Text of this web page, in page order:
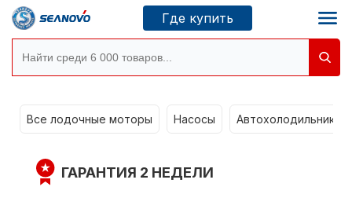
Где купить
Новосибирск
Где купить
Моторы SEANOVO
Все лодочные моторы Насосы Автохолодильники
ГАРАНТИЯ 2 НЕДЕЛИ